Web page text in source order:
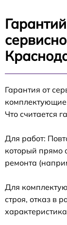
Гарантия от
Что считается
Для работ:
который прямо
ремонта
Для
строя, отказ в